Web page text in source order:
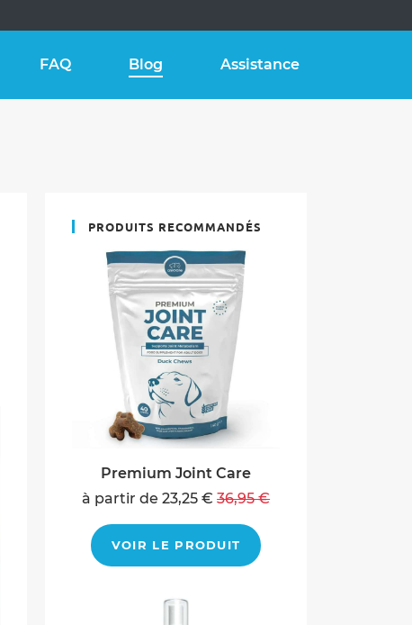
FAQ Blog Assistance
PRODUITS RECOMMANDÉS
Premium Joint Care
à partir de 23,25 €36,95 €
VOIR LE PRODUIT